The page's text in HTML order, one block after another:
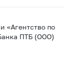
«Агентство по
ПТБ (ООО)